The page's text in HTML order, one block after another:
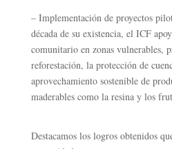
–Implementación de proyectos
década de su existencia, el ICF
comunitario en zonas vulnerables,
reforestación, la protección de
aprovechamiento sostenible de
maderables como la resina y los
Destacamos los logros obtenidos